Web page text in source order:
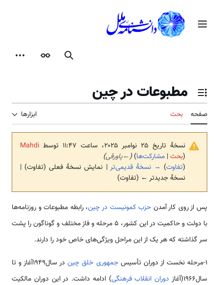
محتوامنوی اصلی
جستجوظاهر
تغییر وضعیت فهرست محتویات
مطبوعات در چین
صفحه بحث ابزارها
نسخهٔ تاریخ ‏۲۵ نوامبر ۲۰۲۵، ساعت ۱۱:۴۷ توسط
Mahdi
(بحث| مشارکت‌ها)
(
←پاورقی)
(تفاوت) → نسخهٔ قدیمی‌تر | نمایش نسخهٔ فعلی (تفاوت) |
نسخهٔ جدیدتر ← (تفاوت)
پس از روی کار آمدن حزب کمونیست در چین، رابطه مطبوعات و روزنامه‌ها
با دولت و حاکمیت در این کشور، 5 مرحله و فاز مختلف و گوناگون را پشت
سر گذاشته که هر یک از این مراحل ویژگی­‌های خاص خود را دارند.
1-مرحله نخست از دوران تأسیس جمهوری خلق چین
در سال1949آغاز و تا
سال1966(آغاز
دوران انقلاب فرهنگی) ادامه داشت. در این دوران مالکیت